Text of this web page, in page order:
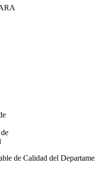
de Calidad del